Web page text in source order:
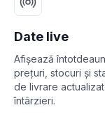
Date live
Afișează
prețuri, stocuri și
de livrare
întârzieri.